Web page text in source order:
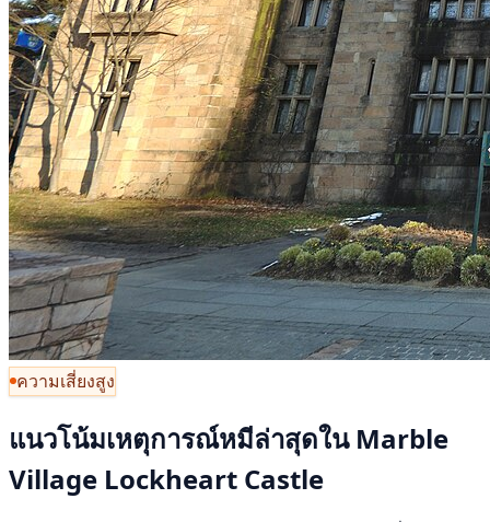
ความเสี่ยงสูง
แนวโน้มเหตุการณ์หมีล่าสุดใน Marble
Village Lockheart Castle